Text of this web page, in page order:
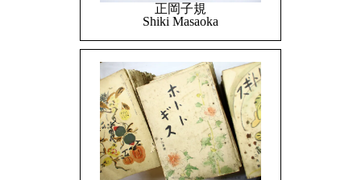
正岡子規
Shiki Masaoka